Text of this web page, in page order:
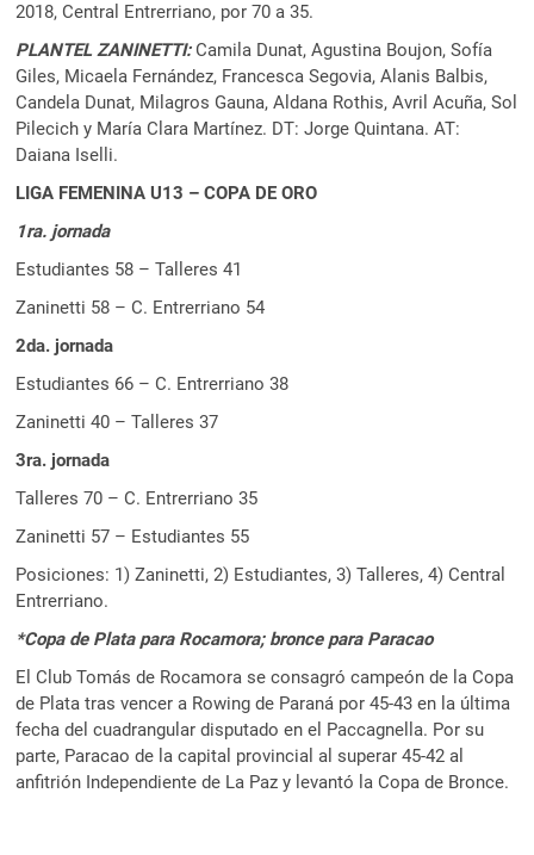
2018, Central Entrerriano, por 70 a 35.
PLANTEL ZANINETTI: Camila Dunat, Agustina Boujon, Sofía
Giles, Micaela Fernández, Francesca Segovia, Alanis Balbis,
Candela Dunat, Milagros Gauna, Aldana Rothis, Avril Acuña, Sol
Pilecich y María Clara Martínez. DT: Jorge Quintana. AT:
Daiana Iselli.
LIGA FEMENINA U13 – COPA DE ORO
1ra. jornada
Estudiantes 58 – Talleres 41
Zaninetti 58 – C. Entrerriano 54
2da. jornada
Estudiantes 66 – C. Entrerriano 38
Zaninetti 40 – Talleres 37
3ra. jornada
Talleres 70 – C. Entrerriano 35
Zaninetti 57 – Estudiantes 55
Posiciones: 1) Zaninetti, 2) Estudiantes, 3) Talleres, 4) Central
Entrerriano.
*Copa de Plata para Rocamora; bronce para Paracao
El Club Tomás de Rocamora se consagró campeón de la Copa
de Plata tras vencer a Rowing de Paraná por 45-43 en la última
fecha del cuadrangular disputado en el Paccagnella. Por su
parte, Paracao de la capital provincial al superar 45-42 al
anfitrión Independiente de La Paz y levantó la Copa de Bronce.